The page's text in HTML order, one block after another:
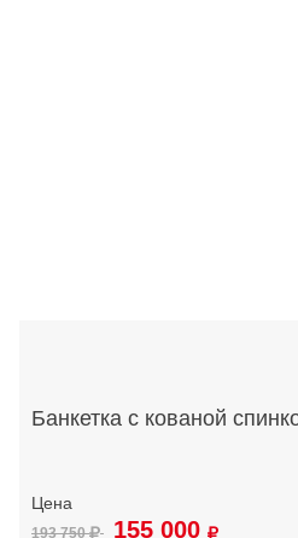
Банкетка с кованой
193 750 155 000